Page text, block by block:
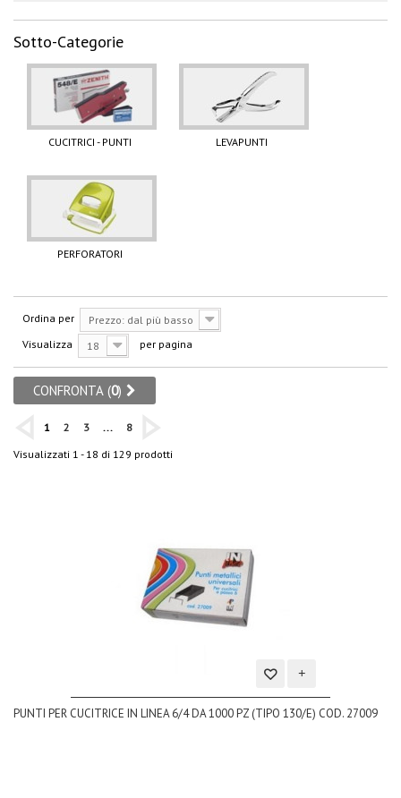
Sotto-Categorie
CUCITRICI - PUNTI LEVAPUNTI
PERFORATORI
Ordina per
Prezzo: dal più basso
Visualizza
18 per pagina
CONFRONTA (0)
1 2 3 ...
8
Visualizzati 1 - 18 di 129 prodotti
Aggiungi
alla
PUNTI PER CUCITRICE IN LINEA 6/4 DA 1000 PZ (TIPO 130/E) COD. 27009